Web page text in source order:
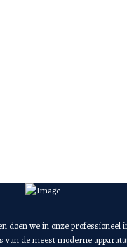
doen we in onze professioneel
van de meest moderne